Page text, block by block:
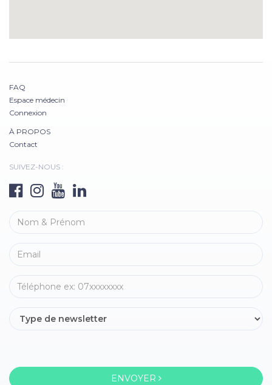
FAQ
Espace médecin
Connexion
À PROPOS
Contact
SUIVEZ-NOUS :
ENVOYER